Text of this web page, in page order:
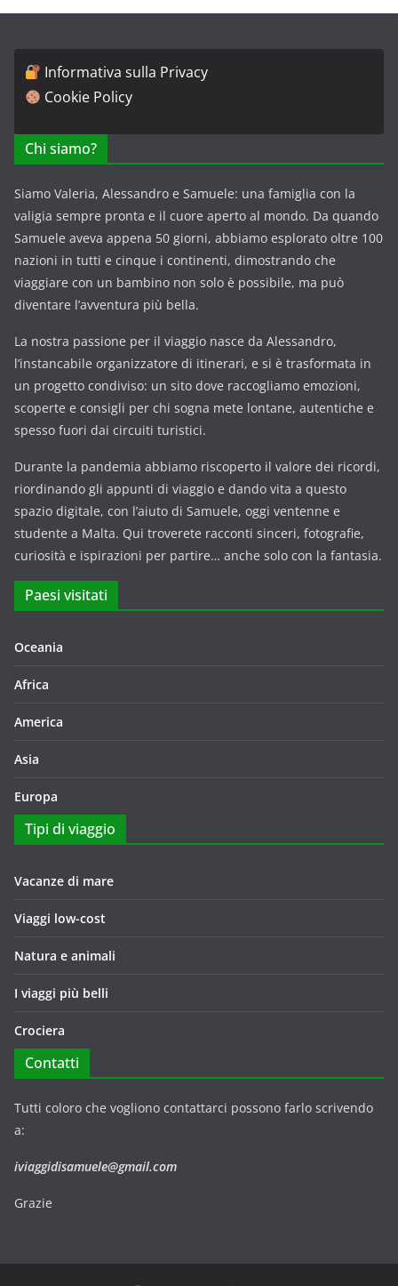
Informativa sulla Privacy
Cookie Policy
Chi siamo?
Siamo Valeria, Alessandro e Samuele: una famiglia con la
valigia sempre pronta e il cuore aperto al mondo. Da quando
Samuele aveva appena 50 giorni, abbiamo esplorato oltre 100
nazioni in tutti e cinque i continenti, dimostrando che
viaggiare con un bambino non solo è possibile, ma può
diventare l’avventura più bella.
La nostra passione per il viaggio nasce da Alessandro,
l’instancabile organizzatore di itinerari, e si è trasformata in
un progetto condiviso: un sito dove raccogliamo emozioni,
scoperte e consigli per chi sogna mete lontane, autentiche e
spesso fuori dai circuiti turistici.
Durante la pandemia abbiamo riscoperto il valore dei ricordi,
riordinando gli appunti di viaggio e dando vita a questo
spazio digitale, con l’aiuto di Samuele, oggi ventenne e
studente a Malta. Qui troverete racconti sinceri, fotografie,
curiosità e ispirazioni per partire… anche solo con la fantasia.
Paesi visitati
Oceania
Africa
America
Asia
Europa
Tipi di viaggio
Vacanze di mare
Viaggi low-cost
Natura e animali
I viaggi più belli
Crociera
Contatti
Tutti coloro che vogliono contattarci possono farlo scrivendo
a:
iviaggidisamuele@gmail.com
Grazie